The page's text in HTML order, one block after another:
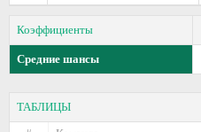
Коэффициенты
Средние шансы
ТАБЛИЦЫ